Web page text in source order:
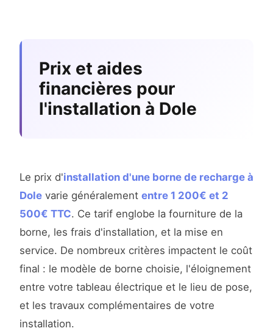
Prix et aides
financières pour
l'installation à Dole
Le prix d'installation d'une borne de recharge à
Dole varie généralement entre 1 200€ et 2
500€ TTC. Ce tarif englobe la fourniture de la
borne, les frais d'installation, et la mise en
service. De nombreux critères impactent le coût
final : le modèle de borne choisie, l'éloignement
entre votre tableau électrique et le lieu de pose,
et les travaux complémentaires de votre
installation.